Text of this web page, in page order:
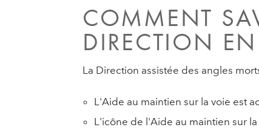
COMMENT
DIRECTION
La Direction assistée des angles
L'Aide au maintien sur la voie est
L'icône de l'Aide au maintien sur